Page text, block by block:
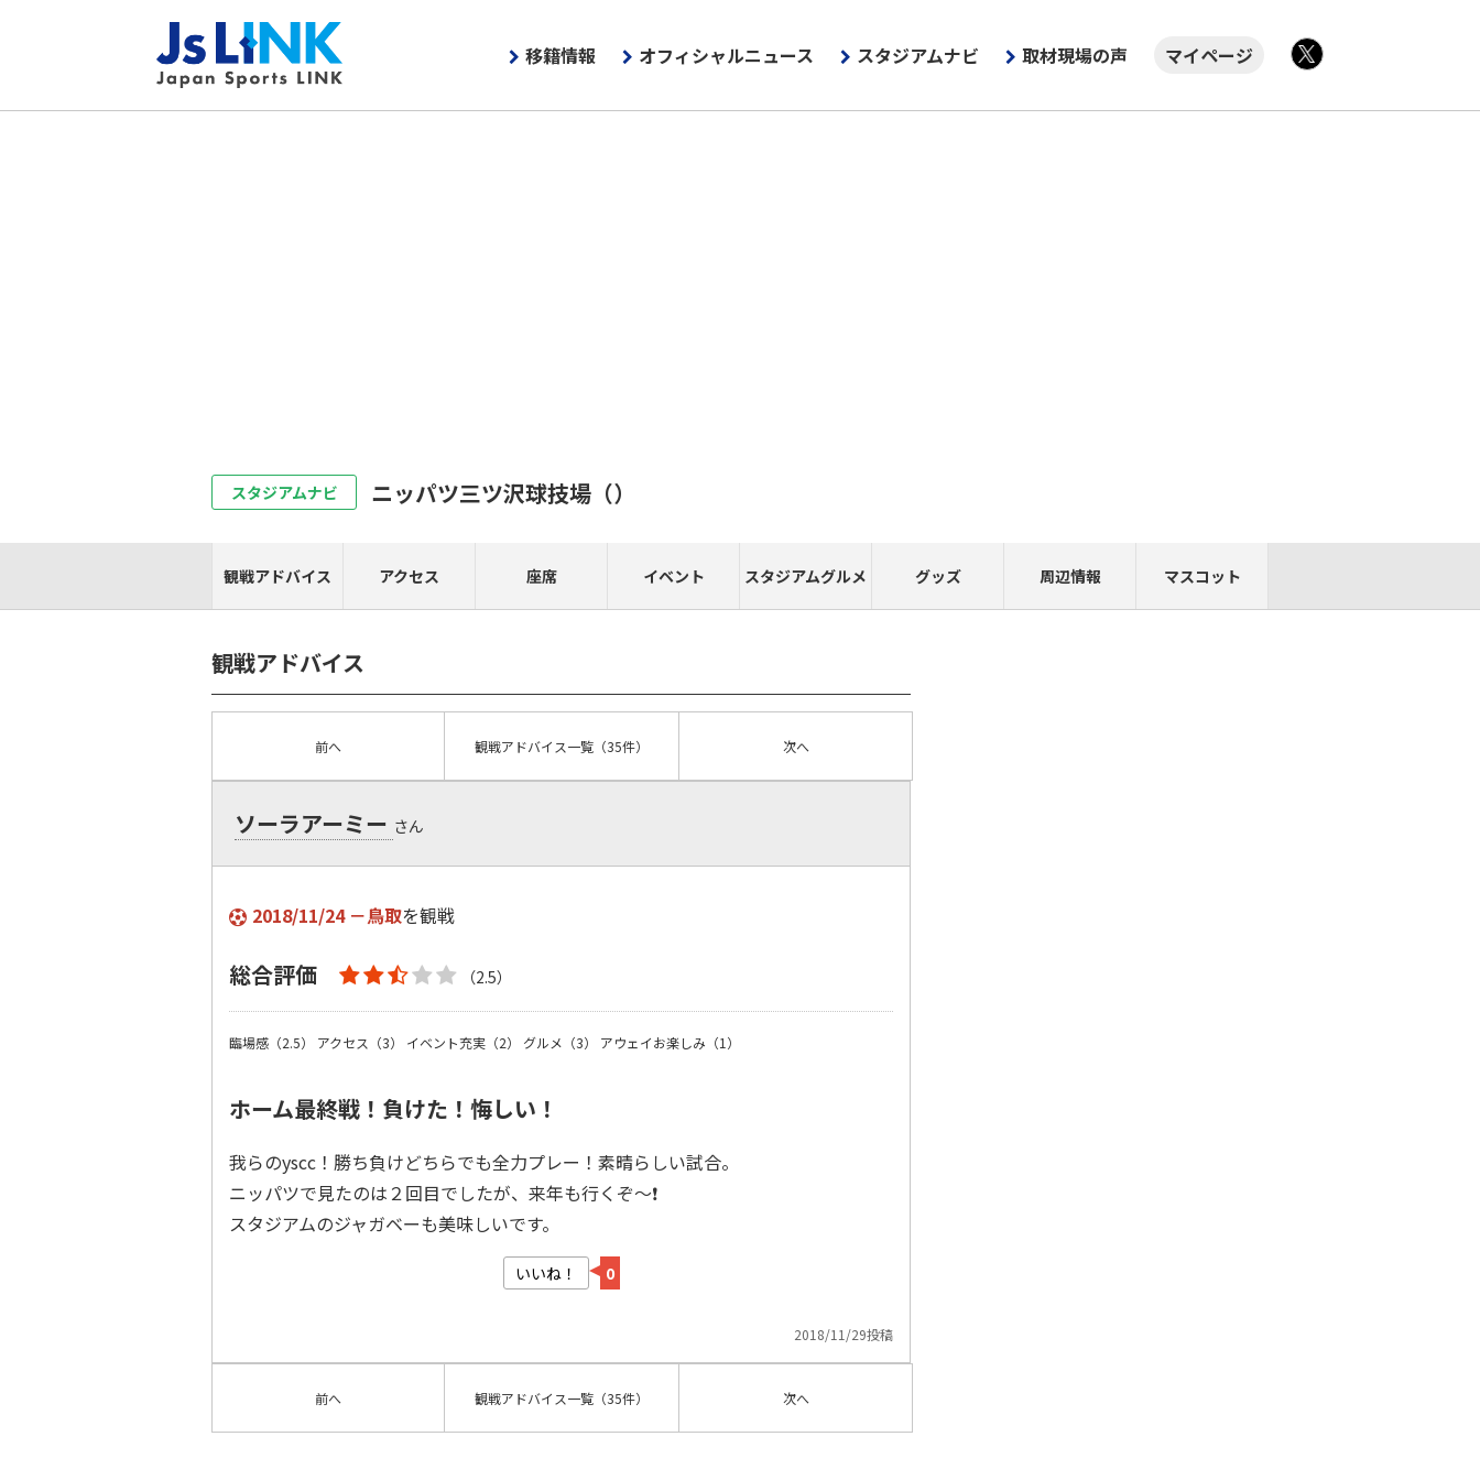
移籍情報 オフィシャルニュース スタジアムナビ 取材現場の声
マイページ
スタジアムナビ ニッパツ三ツ沢球技場 （）
観戦アドバイス アクセス 座席 イベント スタジアムグルメ グッズ 周辺情報 マスコット
観戦アドバイス
前へ 観戦アドバイス一覧 （35件） 次へ
ソーラアーミー さん
2018/11/24 －鳥取を観戦
総合評価 （2.5）
臨場感（2.5） アクセス（3） イベント充実（2） グルメ（3） アウェイお楽しみ（1）
ホーム最終戦！負けた！悔しい！
我らのyscc！勝ち負けどちらでも全力プレー！素晴らしい試合。
ニッパツで見たのは２回目でしたが、来年も行くぞ～❗
スタジアムのジャガベーも美味しいです。
いいね！ 0
2018/11/29投稿
前へ 観戦アドバイス一覧 （35件） 次へ